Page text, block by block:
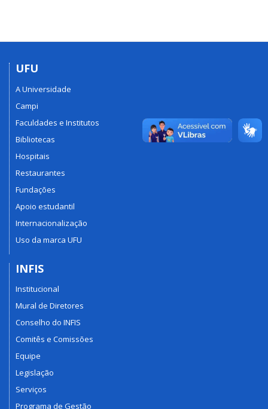
UFU
A Universidade
Campi
Faculdades e Institutos
Bibliotecas
Hospitais
Restaurantes
Fundações
Apoio estudantil
Internacionalização
Uso da marca UFU
INFIS
Institucional
Mural de Diretores
Conselho do INFIS
Comitês e Comissões
Equipe
Legislação
Serviços
Programa de Gestão